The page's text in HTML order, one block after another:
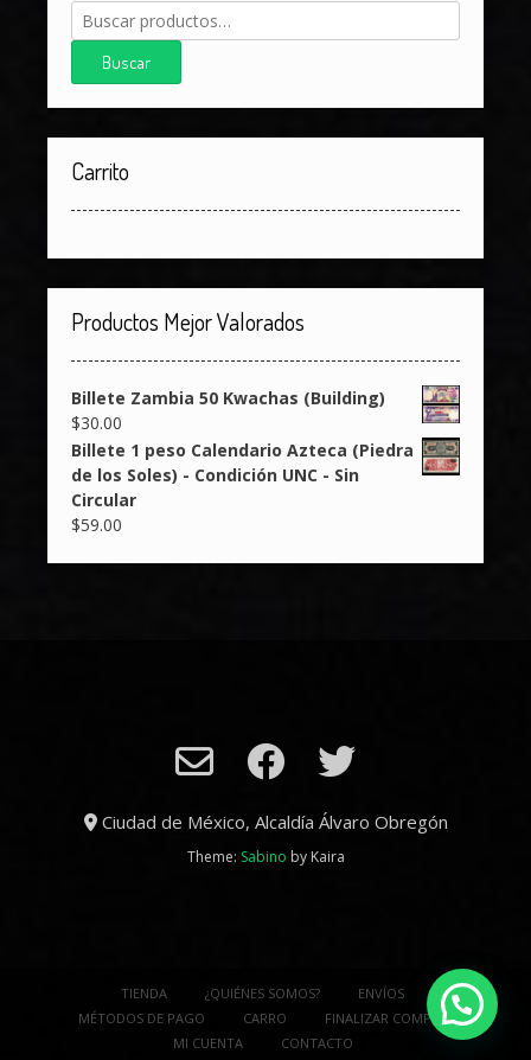
Buscar
por:
Buscar
Carrito
Productos Mejor Valorados
Billete Zambia 50 Kwachas (Building)
$30.00
Billete 1 peso Calendario Azteca (Piedra
de los Soles) - Condición UNC - Sin
Circular
$59.00
Ciudad de México, Alcaldía Álvaro Obregón
Theme: Sabino by Kaira
TIENDA ¿QUIÉNES SOMOS?
ENVÍOS
MÉTODOS DE PAGO
CARRO
FINALIZAR COMPRA
MI CUENTA
CONTACTO